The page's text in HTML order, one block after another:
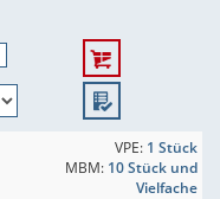
VPE: 1 Stück
MBM: 10 Stück und
Vielfache